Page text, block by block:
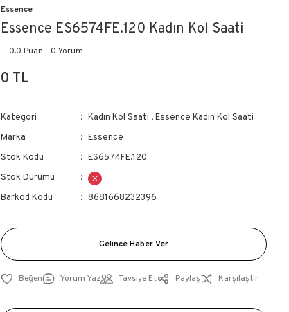
Essence
Essence ES6574FE.120 Kadın Kol Saati
0.0 Puan - 0 Yorum
0 TL
Kategori Kadın Kol Saati ,Essence Kadın Kol Saati
Marka
Essence
Stok Kodu
ES6574FE.120
Stok Durumu
Barkod Kodu
8681668232396
Gelince Haber Ver
Yorum Yaz Tavsiye Et Paylaş Karşılaştır